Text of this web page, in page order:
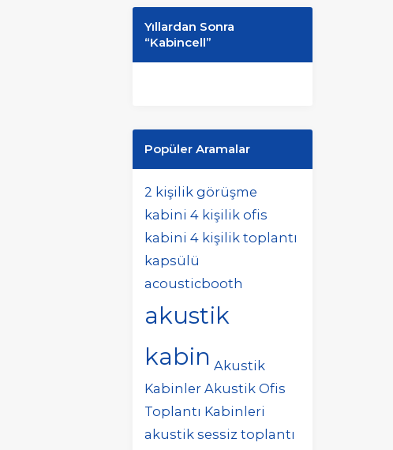
Yıllardan Sonra
“Kabincell”
Popüler Aramalar
2 kişilik görüşme
kabini 4 kişilik ofis
kabini 4 kişilik toplantı
kapsülü
acousticbooth
akustik
kabin Akustik
Kabinler Akustik Ofis
Toplantı Kabinleri
akustik sessiz toplantı